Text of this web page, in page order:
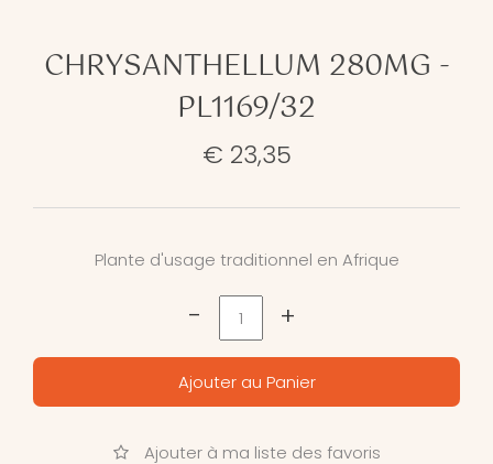
CHRYSANTHELLUM 280MG -
PL1169/32
€ 23,35
Plante d'usage traditionnel en Afrique
- +
Ajouter au Panier
Ajouter à ma liste des favoris